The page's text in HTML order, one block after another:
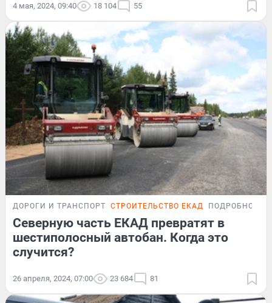
4 мая, 2024, 09:40 18 104 55
ДОРОГИ И ТРАНСПОРТ СТРОИТЕЛЬСТВО ЕКАД ПОДРОБНОСТИ
Северную часть ЕКАД превратят в
шестиполосный автобан. Когда это
случится?
26 апреля, 2024, 07:00 23 684 81